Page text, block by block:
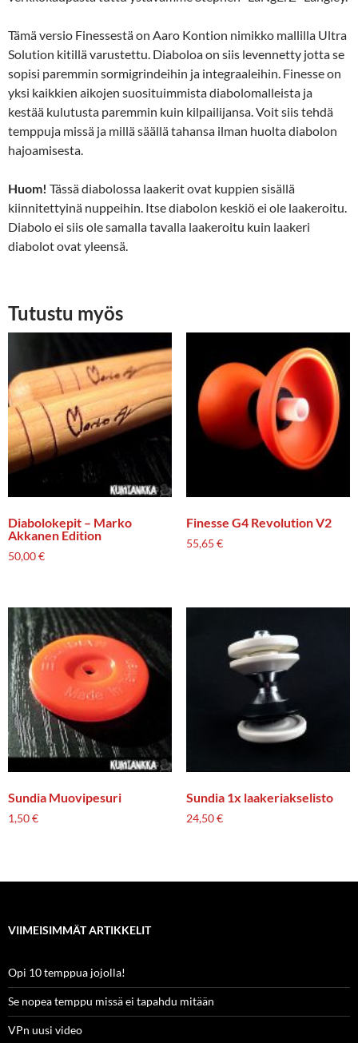
Tämä versio Finessestä on Aaro Kontion nimikko mallilla Ultra
Solution kitillä varustettu. Diaboloa on siis levennetty jotta se
sopisi paremmin sormigrindeihin ja integraaleihin. Finesse on
yksi kaikkien aikojen suosituimmista diabolomalleista ja
kestää kulutusta paremmin kuin kilpailijansa. Voit siis tehdä
temppuja missä ja millä säällä tahansa ilman huolta diabolon
hajoamisesta.
Huom! Tässä diabolossa laakerit ovat kuppien sisällä
kiinnitettyinä nuppeihin. Itse diabolon keskiö ei ole laakeroitu.
Diabolo ei siis ole samalla tavalla laakeroitu kuin laakeri
diabolot ovat yleensä.
Tutustu myös
Diabolokepit – Marko
Akkanen Edition
50,00€
Finesse G4 Revolution V2
55,65 €
Sundia Muovipesuri
1,50€
Sundia 1x laakeriakselisto
24,50€
VIIMEISIMMÄT ARTIKKELIT
Opi 10 temppua jojolla!
Se nopea temppu missä ei tapahdu mitään
VPn uusi video